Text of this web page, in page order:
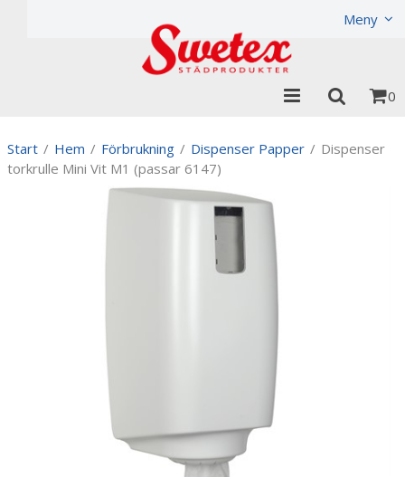
Meny
0
Start / Hem / Förbrukning / Dispenser Papper / Dispenser
torkrulle Mini Vit M1 (passar 6147)